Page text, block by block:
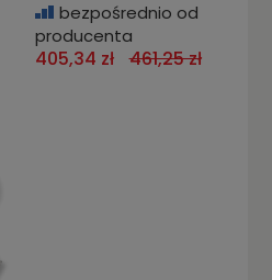
bezpośrednio od
producenta
405,34 zł 461,25 zł